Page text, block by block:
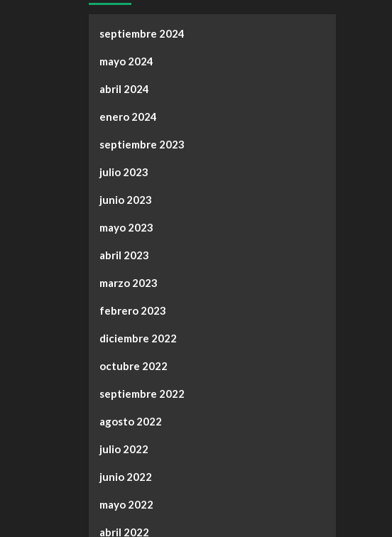
septiembre 2024
mayo 2024
abril 2024
enero 2024
septiembre 2023
julio 2023
junio 2023
mayo 2023
abril 2023
marzo 2023
febrero 2023
diciembre 2022
octubre 2022
septiembre 2022
agosto 2022
julio 2022
junio 2022
mayo 2022
abril 2022